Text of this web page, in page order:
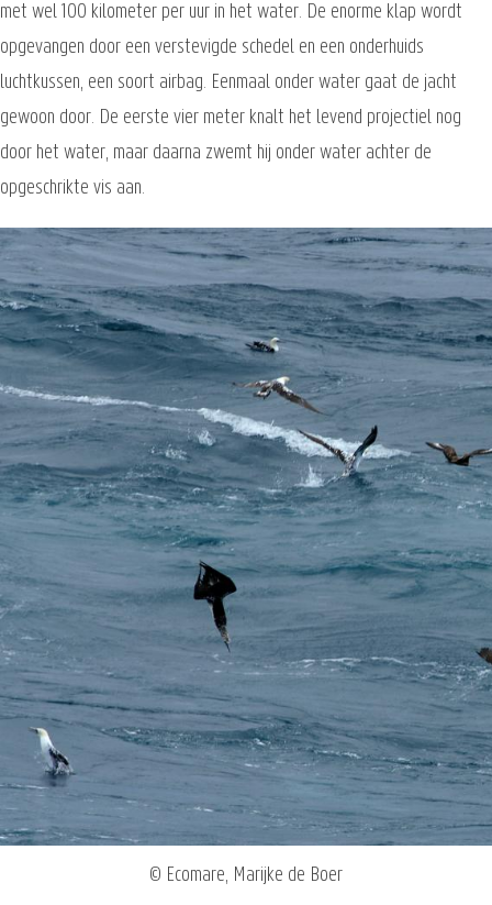
met wel 100 kilometer per uur in het water. De enorme klap wordt
opgevangen door een verstevigde schedel en een onderhuids
luchtkussen, een soort airbag. Eenmaal onder water gaat de jacht
gewoon door. De eerste vier meter knalt het levend projectiel nog
door het water, maar daarna zwemt hij onder water achter de
opgeschrikte vis aan.
© Ecomare, Marijke de Boer